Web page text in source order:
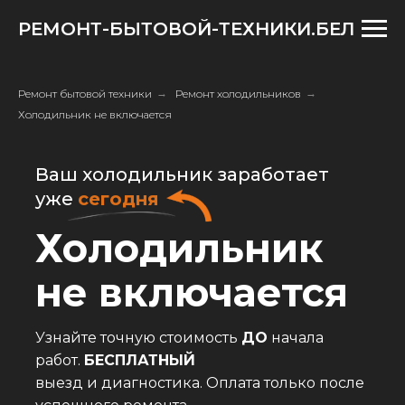
РЕМОНТ-БЫТОВОЙ-ТЕХНИКИ.БЕЛ
Ремонт бытовой техники → Ремонт холодильников →
Холодильник не включается
Холодильник
не включается
Узнайте точную стоимость ДО начала
работ. БЕСПЛАТНЫЙ
выезд и диагностика. Оплата только после
Ваш холодильник заработает
уже сегодня